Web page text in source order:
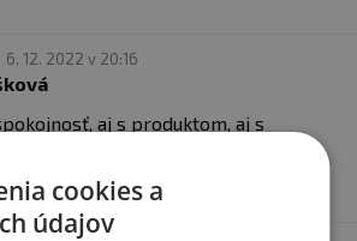
6. 12. 2022 v 20:16
aj s produktom, aj s
cookies a
údajov